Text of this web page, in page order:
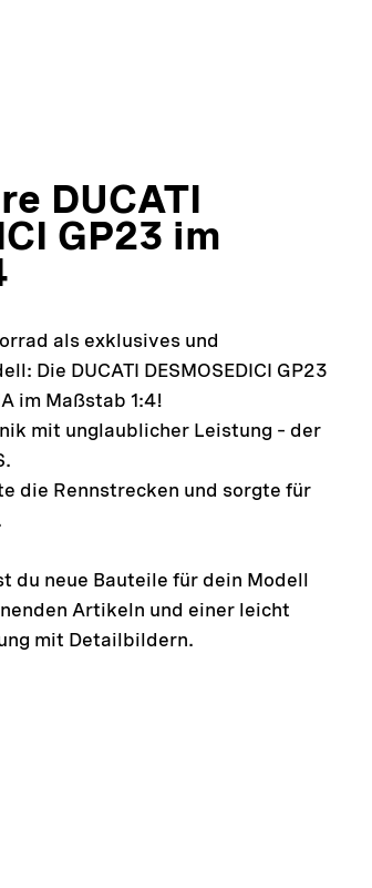
DUCATI
GP23 im
als exklusives und
Die DUCATI DESMOSEDICI GP23
im Maßstab 1:4!
mit unglaublicher Leistung – der
die Rennstrecken und sorgte für
du neue Bauteile für dein Modell
Artikeln und einer leicht
mit Detailbildern.